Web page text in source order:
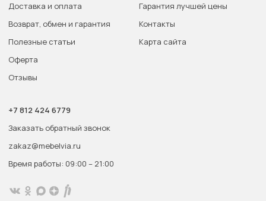
Доставка и оплата
Возврат, обмен и гарантия
Полезные статьи
Оферта
Отзывы
Гарантия лучшей цены
Контакты
Карта сайта
+7 812 424 6779
Заказать обратный звонок
zakaz@mebelvia.ru
Время работы: 09:00 – 21:00